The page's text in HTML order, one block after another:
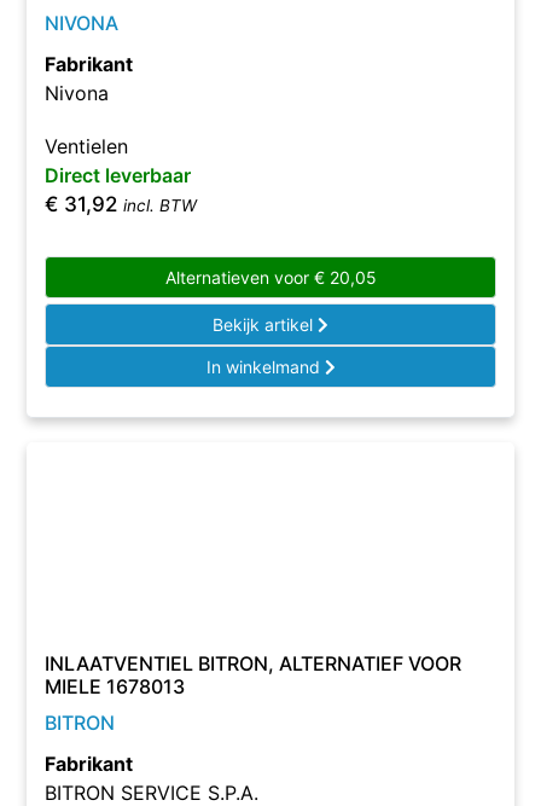
NIVONA
Fabrikant
Nivona
Ventielen
Direct leverbaar
€ 31,92 incl. BTW
Alternatieven voor €20,05
Bekijk artikel
In winkelmand
INLAATVENTIEL BITRON, ALTERNATIEF VOOR
MIELE 1678013
BITRON
Fabrikant
BITRON SERVICE S.P.A.